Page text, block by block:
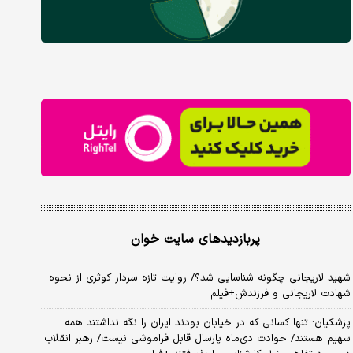
پربازدیدهای سایت خوان
شهید لاریجانی چگونه شناسایی شد؟/ روایت تازه سردار کوثری از نحوه
شهادت لاریجانی و فرزندش+فیلم
پزشکیان: تنها کسانی که در خیابان بودند ایران را نگه نداشتند همه
سهیم هستند/ حوادث دی‌ماه پارسال قابل فراموشی نیست/ رهبر انقلاب